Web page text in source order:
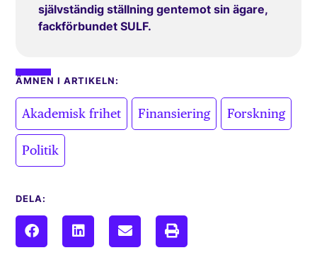
självständig ställning gentemot sin ägare,
fackförbundet SULF.
ÄMNEN I ARTIKELN:
Akademisk frihet Finansiering Forskning
Politik
DELA: